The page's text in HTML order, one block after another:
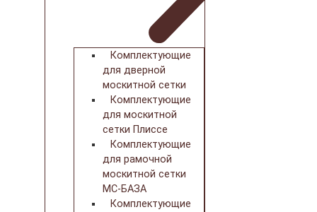
Комплектующие
для дверной
москитной сетки
Комплектующие
для москитной
сетки Плиссе
Комплектующие
для рамочной
москитной сетки
МС-БАЗА
Комплектующие